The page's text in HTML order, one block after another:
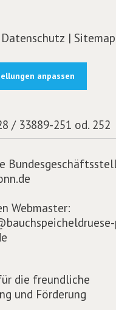
Datenschutz | Sitemap
anpassen
/ 33889-251 od. 252
Webmaster:
die freundliche
und Förderung